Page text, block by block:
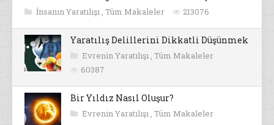
İnsanın Yaratılışı , Tüm Makaleler 213076
Yaratılış Delillerini Dikkatli Düşünmek
Evrenin Yaratılışı , Tüm Makaleler
60387
Bir Yıldız Nasıl Oluşur?
Evrenin Yaratılışı , Tüm Makaleler